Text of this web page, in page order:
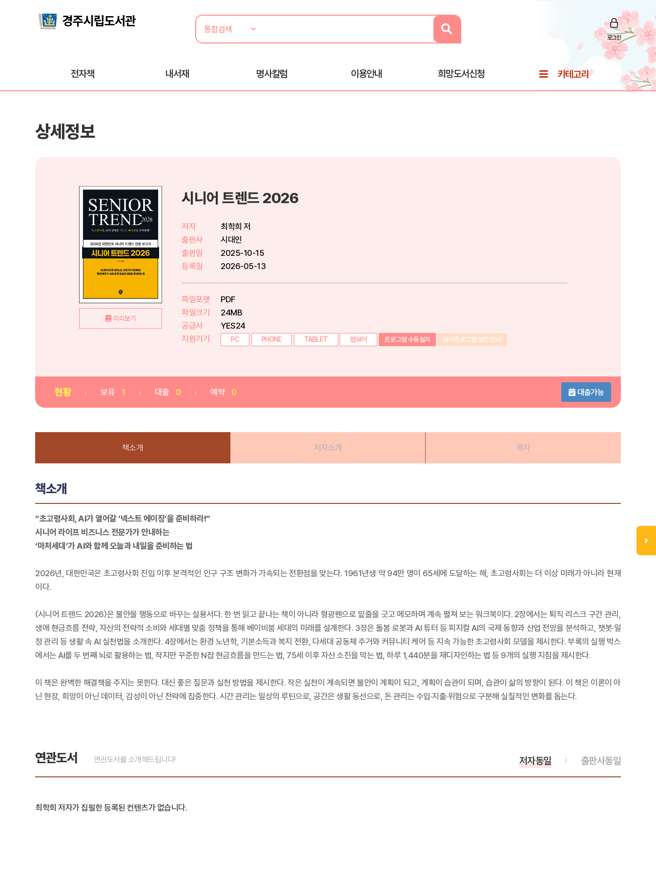
로그인
전자책 내서재 명사칼럼 이용안내 희망도서신청 카테고리
상세정보
미리보기
시니어 트렌드 2026
저자
최학희 저
출판사
시대인
출판일
2025-10-15
등록일
2026-05-13
파일포맷
PDF
파일크기
24MB
공급사
YES24
지원기기
PC PHONE TABLET 웹뷰어 프로그램 수동설치 뷰어프로그램 설치 안내
현황 보유 1 대출 0 예약 0 대출가능
책소개 저자소개 목차
책소개
“초고령사회, AI가 열어갈 ‘넥스트 에이징’을 준비하라!”
시니어 라이프 비즈니스 전문가가 안내하는
‘마처세대’가 AI와 함께 오늘과 내일을 준비하는 법
2026년, 대한민국은 초고령사회 진입 이후 본격적인 인구 구조 변화가 가속되는 전환점을 맞는다. 1961년생 약 94만 명이 65세에 도달하는 해, 초고령사회는 더 이상 미래가 아니라 현재
이다.
〈시니어 트렌드 2026〉은 불안을 행동으로 바꾸는 실용서다. 한 번 읽고 끝나는 책이 아니라 형광펜으로 밑줄을 긋고 메모하며 계속 펼쳐 보는 워크북이다. 2장에서는 퇴직 리스크 구간 관리,
생애 현금흐름 전략, 자산의 전략적 소비와 세대별 맞춤 정책을 통해 베이비붐 세대의 미래를 설계한다. 3장은 돌봄 로봇과 AI 튜터 등 피지컬 AI의 국제 동향과 산업 전망을 분석하고, 챗봇·일
정 관리 등 생활 속 AI 실천법을 소개한다. 4장에서는 환경 노년학, 기본소득과 복지 전환, 다세대 공동체 주거와 커뮤니티 케어 등 지속 가능한 초고령사회 모델을 제시한다. 부록의 실행 박스
에서는 AI를 두 번째 뇌로 활용하는 법, 작지만 꾸준한 N잡 현금흐름을 만드는 법, 75세 이후 자산 소진을 막는 법, 하루 1,440분을 재디자인하는 법 등 9개의 실행 지침을 제시한다.
이 책은 완벽한 해결책을 주지는 못한다. 대신 좋은 질문과 실천 방법을 제시한다. 작은 실천이 계속되면 불안이 계획이 되고, 계획이 습관이 되며, 습관이 삶의 방향이 된다. 이 책은 이론이 아
닌 현장, 희망이 아닌 데이터, 감성이 아닌 전략에 집중한다. 시간 관리는 일상의 루틴으로, 공간은 생활 동선으로, 돈 관리는 수입·지출·위험으로 구분해 실질적인 변화를 돕는다.
연관도서 연관도서를 소개해드립니다! 출판사동일
저자동일
최학희 저자가 집필한 등록된 컨텐츠가 없습니다.